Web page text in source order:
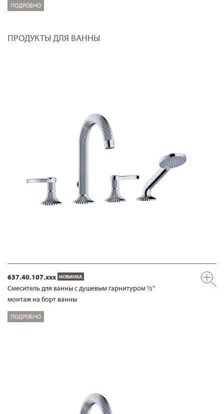
ПОДРОБНО
ПРОДУКТЫ ДЛЯ ВАННЫ
637.40.107.xxx НОВИНКА
Смеситель для ванны с душевым гарнитуром ½“
монтаж на борт ванны
ПОДРОБНО